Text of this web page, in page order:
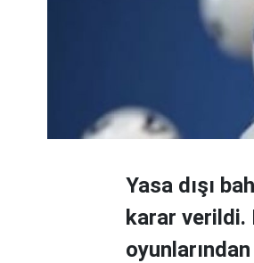
Yasa dışı
karar verildi.